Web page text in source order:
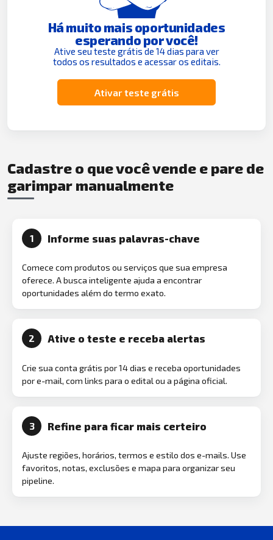
Há muito mais oportunidades
esperando por você!
Ative seu teste grátis de 14 dias para ver
todos os resultados e acessar os editais.
Ativar teste grátis
Cadastre o que você vende e pare de
garimpar manualmente
1 Informe suas palavras-chave
Comece com produtos ou serviços que sua empresa
oferece. A busca inteligente ajuda a encontrar
oportunidades além do termo exato.
2 Ative o teste e receba alertas
Crie sua conta grátis por 14 dias e receba oportunidades
por e-mail, com links para o edital ou a página oficial.
3 Refine para ficar mais certeiro
Ajuste regiões, horários, termos e estilo dos e-mails. Use
favoritos, notas, exclusões e mapa para organizar seu
pipeline.